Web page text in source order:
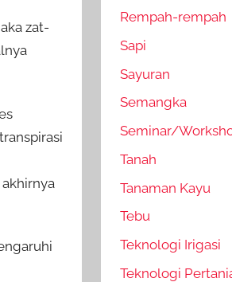
zat-
Rempah-rempah
Sapi
Sayuran
Semangka
Seminar/
Tanah
Tanaman Kayu
Tebu
Teknologi Irigasi
Teknologi